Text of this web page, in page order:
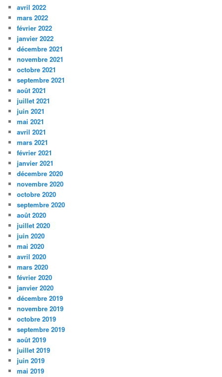
avril 2022
mars 2022
février 2022
janvier 2022
décembre 2021
novembre 2021
octobre 2021
septembre 2021
août 2021
juillet 2021
juin 2021
mai 2021
avril 2021
mars 2021
février 2021
janvier 2021
décembre 2020
novembre 2020
octobre 2020
septembre 2020
août 2020
juillet 2020
juin 2020
mai 2020
avril 2020
mars 2020
février 2020
janvier 2020
décembre 2019
novembre 2019
octobre 2019
septembre 2019
août 2019
juillet 2019
juin 2019
mai 2019